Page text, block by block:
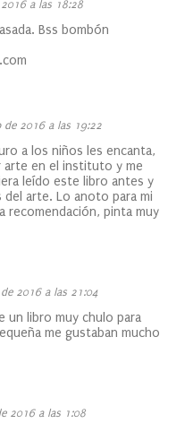
a las 18:28
Bss bombón
de 2016 a las 19:22
a los niños les encanta,
arte en el instituto y me
leído este libro antes y
del arte. Lo anoto para mi
recomendación, pinta muy
2016 a las 21:04
un libro muy chulo para
me gustaban mucho
2016 a las 1:08